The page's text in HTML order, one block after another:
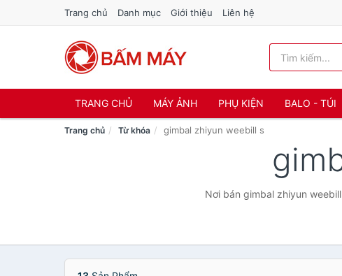
Trang chủ Danh mục Giới thiệu Liên hệ
TRANG CHỦ MÁY ẢNH PHỤ KIỆN BALO - TÚI
Trang chủ Từ khóa gimbal zhiyun weebill s
Nơi bán gimbal zhiyun